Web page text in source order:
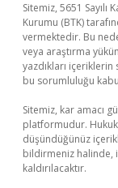
Sitemiz, 5651
Kurumu (BTK)
vermektedir. Bu
veya araştırma
yazdıkları
bu sorumluluğu
Sitemiz, kar amacı
platformudur.
düşündüğünüz
bildirmeniz halinde,
kaldırılacaktır.